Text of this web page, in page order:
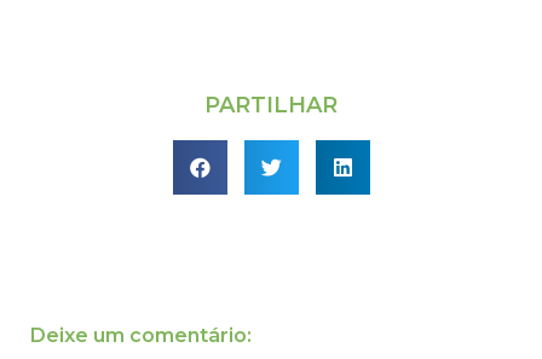
PARTILHAR
Deixe um comentário: